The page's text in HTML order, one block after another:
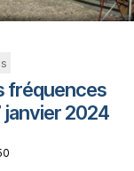
fréquences
janvier 2024